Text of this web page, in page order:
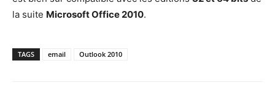
la suite Microsoft Office 2010.
TAGS email Outlook 2010